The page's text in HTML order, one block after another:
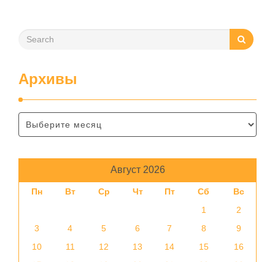
Архивы
Август 2026
Пн Вт Ср Чт Пт Сб
Вс
1
2
3
4 5 6 7 8
9
10
11 12 13 14 15
16